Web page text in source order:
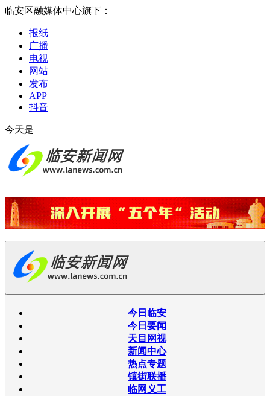
临安区融媒体中心旗下：
报纸
广播
电视
网站
发布
APP
抖音
今天是
今日临安
今日要闻
天目网视
新闻中心
热点专题
镇街联播
临网义工